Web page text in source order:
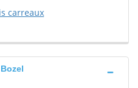
carreaux